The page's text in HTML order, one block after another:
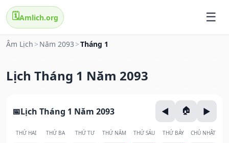
🗓️Amlich.org
Âm Lịch > Năm 2093 >Tháng 1
Lịch Tháng 1 Năm 2093
Lịch Tháng 1 Năm 2093
THỨ HAI THỨ BA THỨ TƯ THỨ NĂM THỨ SÁU THỨ BẢY CHỦ NHẬT